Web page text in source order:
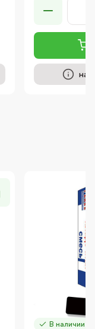
на
В наличии